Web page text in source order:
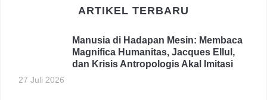
ARTIKEL TERBARU
Manusia di Hadapan Mesin: Membaca
Magnifica Humanitas, Jacques Ellul,
dan Krisis Antropologis Akal Imitasi
27 Juli 2026